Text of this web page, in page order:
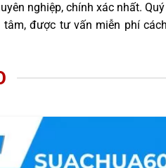
nghiệp, chính xác nhất.
được tư vấn miễn phí